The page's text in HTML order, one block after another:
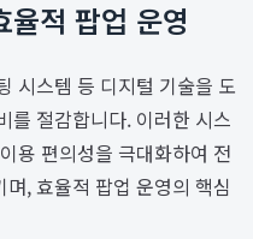
율적 팝업 운영
시스템 등 디지털 기술을 도
를 절감합니다. 이러한 시스
용 편의성을 극대화하여 전
, 효율적 팝업 운영의 핵심